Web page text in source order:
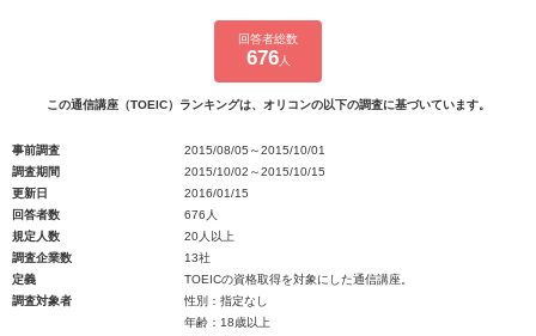
回答者総数
676人
この通信講座（TOEIC）ランキングは、オリコンの以下の調査に基づいています。
事前調査
2015/08/05～2015/10/01
調査期間
2015/10/02～2015/10/15
更新日
2016/01/15
回答者数
676人
規定人数
20人以上
調査企業数
13社
定義
TOEICの資格取得を対象にした通信講座。
調査対象者
性別：指定なし
年齢：18歳以上